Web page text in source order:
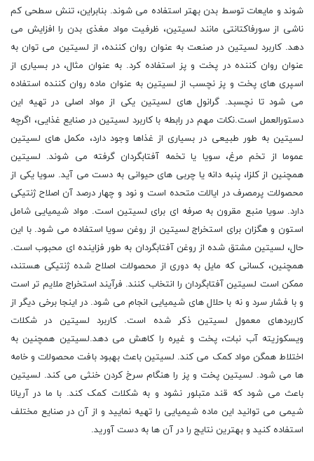
شوند و مایعات توسط بدن بهتر استفاده می شوند. بنابراین، تنش سطحی کم
ناشی از سورفاکتانتی مانند لسیتین، ظرفیت مواد مغذی بدن را افزایش می
دهد. کاربرد لسیتین در صنعت به عنوان روان کننده، از لسیتین می توان به
عنوان روان کننده در پخت و پز استفاده کرد. به عنوان مثال، در بسیاری از
اسپری های پخت و پز نچسب از لسیتین به عنوان ماده روان کننده استفاده
می شود تا نچسبد. گرانول های لسیتین یکی از مواد اصلی در تهیه این
دستورالعمل است.نکات مهم در رابطه با کاربرد لسیتین در صنایع غذایی، اگرچه
لسیتین به طور طبیعی در بسیاری از غذاها وجود دارد، مکمل های لسیتین
عموما از تخم مرغ، سویا یا تخمه آفتابگردان گرفته می شوند. لسیتین
همچنین از کلزا، پنبه دانه یا چربی های حیوانی به دست می آید. سویا یکی از
محصولات پرمصرف در ایالات متحده است و نود و چهار درصد آن اصلاح ژنتیکی
دارد. سویا منبع مقرون به صرفه ای برای لسیتین است. مواد شیمیایی شامل
استون و هگزان برای استخراج لسیتین از روغن سویا استفاده می شود. با این
حال، لسیتین مشتق شده از روغن آفتابگردان به طور فزاینده ای محبوب است.
همچنین، کسانی که مایل به دوری از محصولات اصلاح شده ژنتیکی هستند،
ممکن است لسیتین آفتابگردان را انتخاب کنند. فرآیند استخراج ملایم تر است
و با فشار سرد و نه با حلال های شیمیایی انجام می شود. در اینجا برخی دیگر از
کاربردهای معمول لسیتین ذکر شده است. کاربرد لسیتین در شکلات
ویسکوزیته آب نبات، پخت و غیره را کاهش می دهد.لسیتین همچنین به
اختلاط همگن مواد کمک می کند. لسیتین باعث بهبود بافت محصولات و خامه
ها می شود. لسیتین پخت و پز را هنگام سرخ کردن خنثی می کند. لسیتین
باعث می شود که قند متبلور نشود و به شکلات کمک کند. با ما در آریانا
شیمی می توانید این ماده شیمیایی را تهیه نمایید و از آن در صنایع مختلف
استفاده کنید و بهترین نتایج را در آن ها به دست آورید.